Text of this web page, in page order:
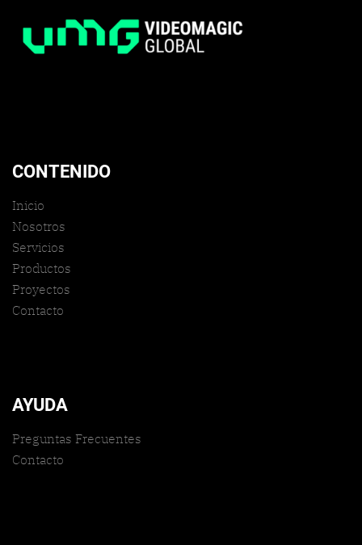
CONTENIDO
Inicio
Nosotros
Servicios
Productos
Proyectos
Contacto
AYUDA
Preguntas Frecuentes
Contacto